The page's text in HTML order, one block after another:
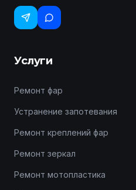
Услуги
Ремонт фар
Устранение запотевания
Ремонт креплений фар
Ремонт зеркал
Ремонт мотопластика